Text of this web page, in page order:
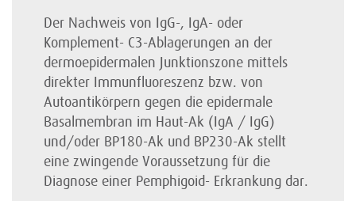
Der Nachweis von IgG-, IgA- oder
Komplement- C3-Ablagerungen an der
dermoepidermalen Junktionszone mittels
direkter Immunfluoreszenz bzw. von
Autoantikörpern gegen die epidermale
Basalmembran im Haut-Ak (IgA / IgG)
und/oder BP180-Ak und BP230-Ak stellt
eine zwingende Voraussetzung für die
Diagnose einer Pemphigoid- Erkrankung dar.